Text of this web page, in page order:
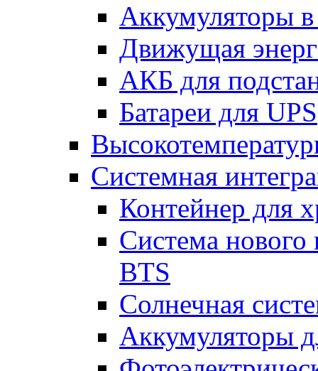
Аккумуляторы
Движущая
АКБ для
Батареи для UPS
Системная
Контейнер для
Система нового
BTS
Солнечная
Аккумуляторы